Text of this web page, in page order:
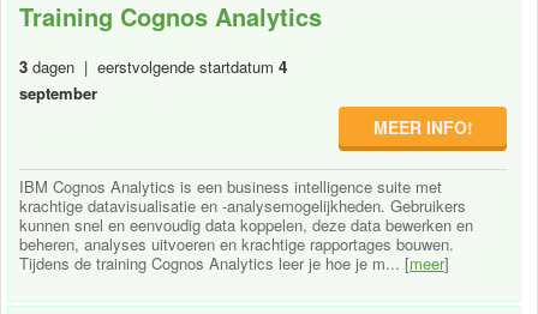
Training Cognos Analytics
3 dagen | eerstvolgende startdatum 4
september
MEER INFO!
IBM Cognos Analytics is een business intelligence suite met
krachtige datavisualisatie en -analysemogelijkheden. Gebruikers
kunnen snel en eenvoudig data koppelen, deze data bewerken en
beheren, analyses uitvoeren en krachtige rapportages bouwen.
Tijdens de training Cognos Analytics leer je hoe je m... [meer]